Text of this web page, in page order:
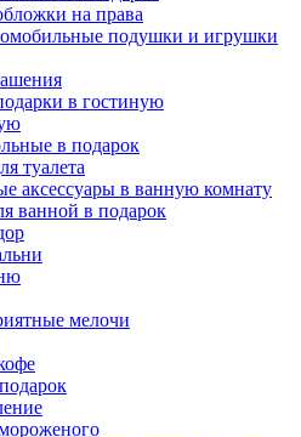
на права
подушки и игрушки
в гостиную
в подарок
туалета
аксессуары в ванную комнату
ванной в подарок
мелочи